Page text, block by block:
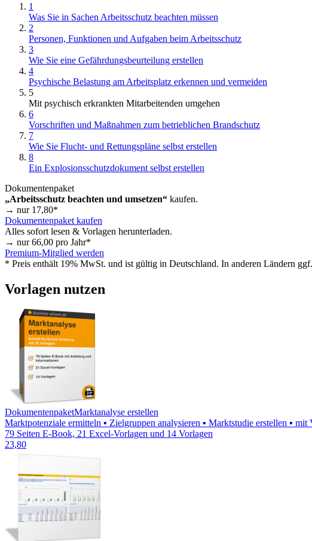
1
Was Sie in Sachen Arbeitsschutz beachten müssen
2
Personen, Funktionen und Aufgaben beim Arbeitsschutz
3
Wie Sie eine Gefährdungsbeurteilung erstellen
4
Psychische Belastung am Arbeitsplatz erkennen und vermeiden
5
Mit psychisch erkrankten Mitarbeitenden umgehen
6
Vorschriften und Maßnahmen zum betrieblichen Brandschutz
7
Wie Sie Flucht- und Rettungspläne selbst erstellen
8
Ein Explosionsschutzdokument selbst erstellen
Dokumentenpaket
„Arbeitsschutz beachten und umsetzen“ kaufen.
→ nur 17,80*
Dokumentenpaket kaufen
Alles sofort lesen & Vorlagen herunterladen.
→ nur66,00 pro Jahr*
Premium-Mitglied werden
* Preis enthält 19% MwSt. und ist gültig in Deutschland. In anderen Ländern
Vorlagen nutzen
DokumentenpaketMarktanalyse erstellen
Marktpotenziale ermitteln ▪ Zielgruppen analysieren ▪ Marktstudie erstellen ▪
79 Seiten E-Book, 21 Excel-Vorlagen und 14 Vorlagen
23,80